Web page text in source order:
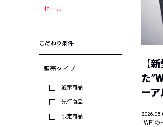
セール
こだわり条件
販売タイプ
通常商品
先行商品
限定商品
【
た
ーア
“WP”